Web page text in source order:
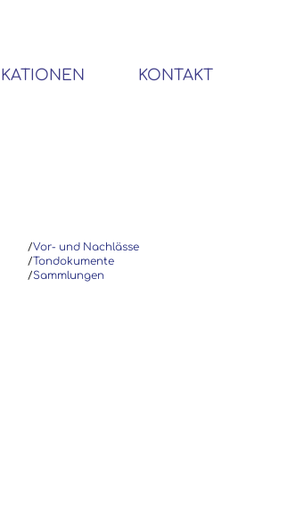
KONTAKT
/Vor- und Nachlässe
/Tondokumente
/Sammlungen